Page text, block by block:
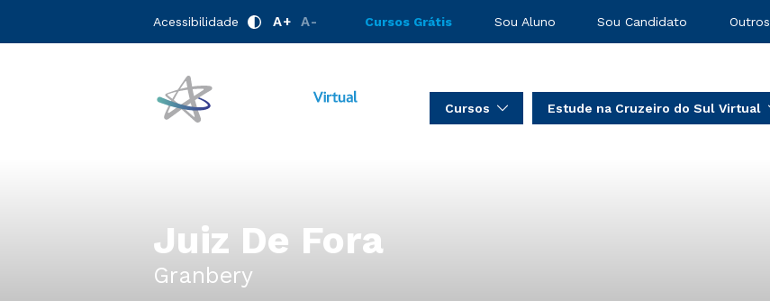
Acessibilidade A+ A- Cursos Grátis Sou Aluno Sou Candidato Outros
Cursos Estude na Cruzeiro do Sul Virtual
Juiz De Fora
Granbery